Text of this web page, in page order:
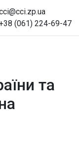
(061) 224-69-47
та